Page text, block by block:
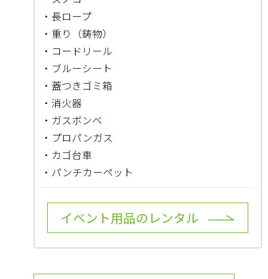
・長ロープ
・重り（鋳物）
・コードリール
・ブルーシート
・蓋つきゴミ箱
・消火器
・ガスボンベ
・プロパンガス
・カゴ台車
・パンチカーペット
イベント用品のレンタル